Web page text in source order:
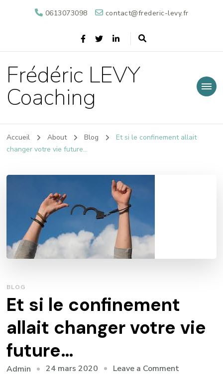
0613073098 contact@frederic-levy.fr
Frédéric LEVY
Coaching
Accueil About Blog
Et si le confinement allait
changer votre vie future…
BLOG
Et si le confinement
allait changer votre vie
future…
Admin 24 mars 2020 Leave a Commenton